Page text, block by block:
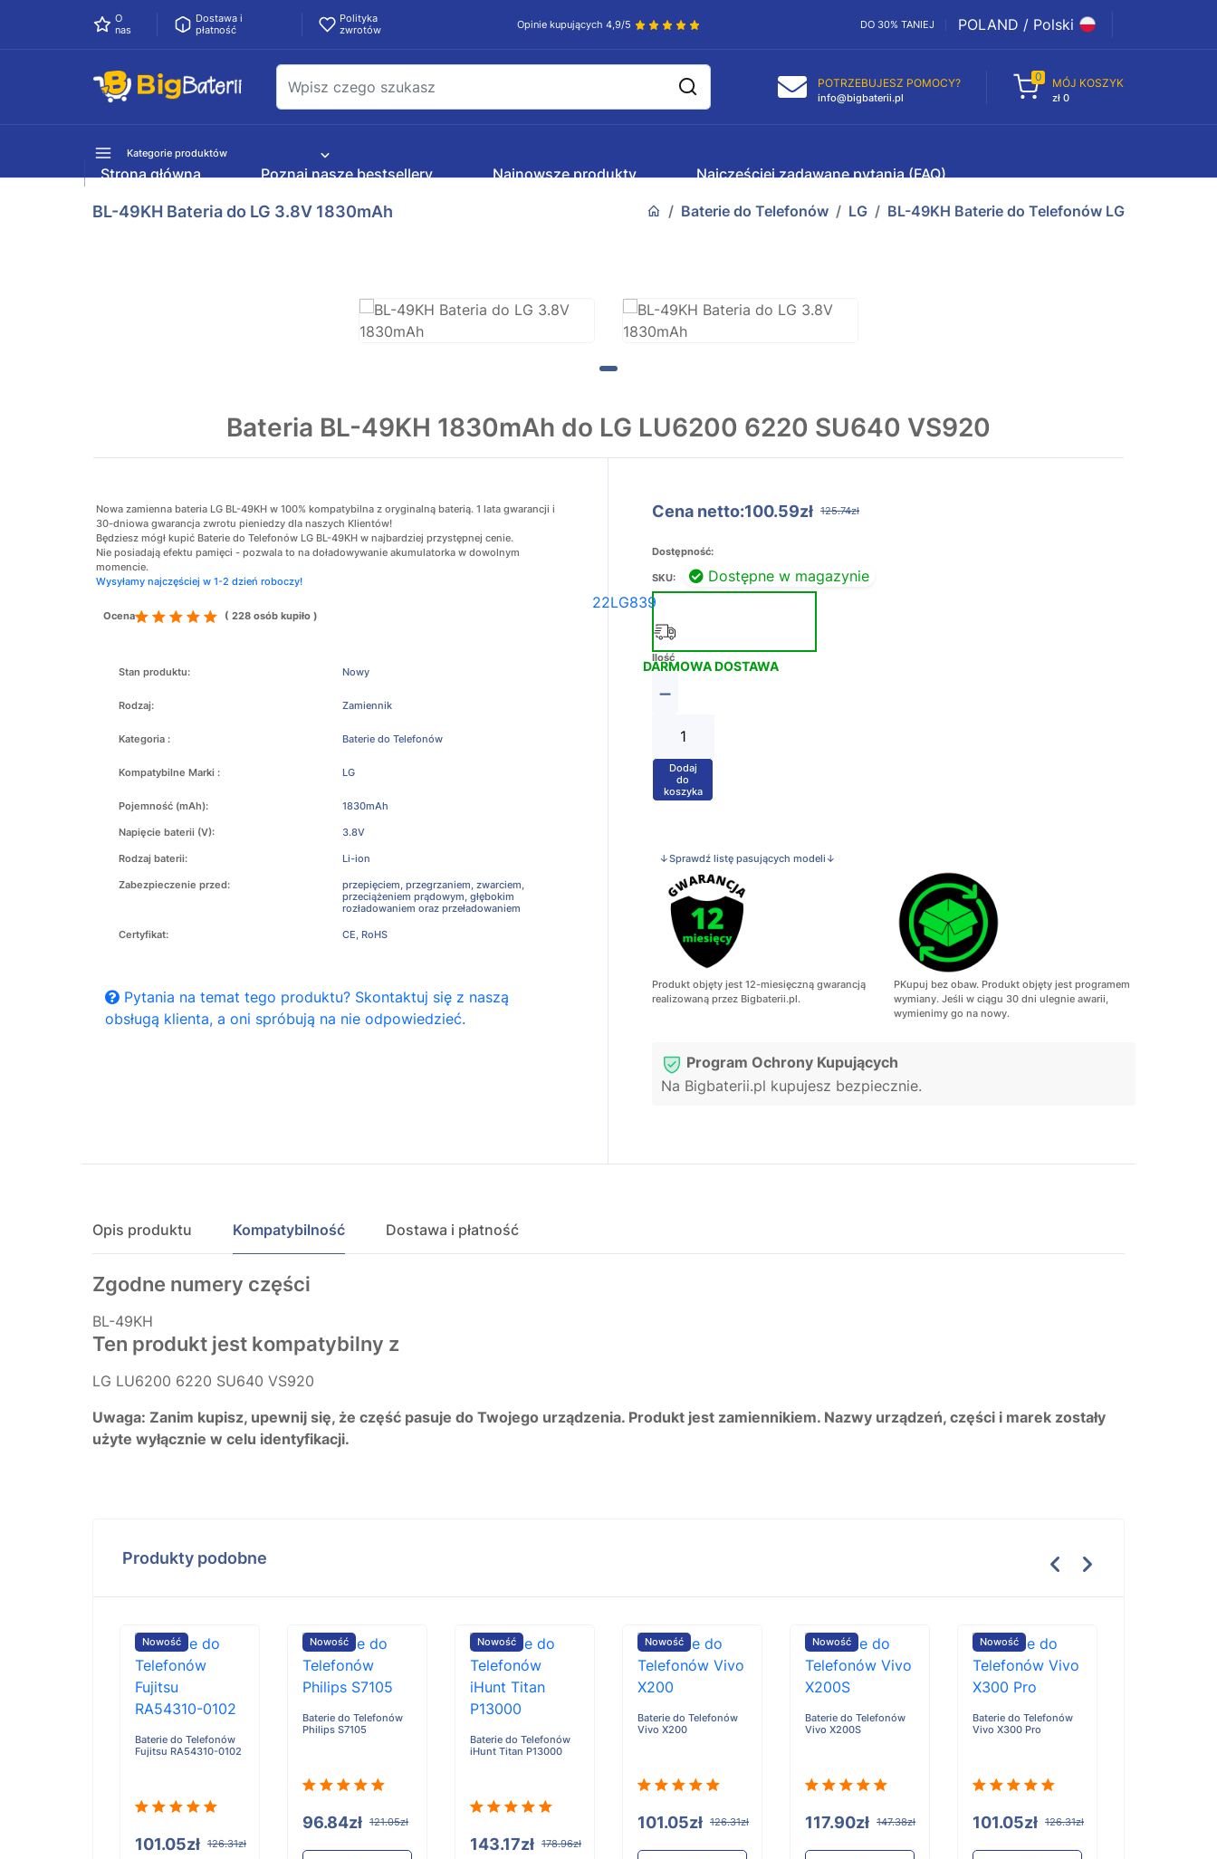
O
nas
Dostawa i
płatność
Polityka
zwrotów
Opinie kupujących 4,9/5 DO 30% TANIEJ POLAND / Polski
POTRZEBUJESZ POMOCY?
info@bigbaterii.pl
0 MÓJ KOSZYK
zł 0
Kategorie produktów
Strona główna Poznaj nasze bestsellery Najnowsze produkty Najczęściej zadawane pytania (FAQ)
BL-49KH Bateria do LG 3.8V 1830mAh Baterie do Telefonów LG BL-49KH Baterie do Telefonów LG
Bateria BL-49KH 1830mAh do LG LU6200 6220 SU640 VS920
Nowa zamienna bateria LG BL-49KH w 100% kompatybilna z oryginalną baterią. 1 lata gwarancji i
30-dniowa gwarancja zwrotu pieniedzy dla naszych Klientów!
Będziesz mógł kupić Baterie do Telefonów LG BL-49KH w najbardziej przystępnej cenie.
Nie posiadają efektu pamięci - pozwala to na doładowywanie akumulatorka w dowolnym
momencie.
Wysyłamy najczęściej w 1-2 dzień roboczy!
Ocena ( 228 osób kupiło )
Stan produktu: Nowy
Rodzaj: Zamiennik
Kategoria : Baterie do Telefonów
Kompatybilne Marki : LG
Pojemność (mAh): 1830mAh
Napięcie baterii (V): 3.8V
Rodzaj baterii: Li-ion
Zabezpieczenie przed:
przepięciem, przegrzaniem, zwarciem,
przeciążeniem prądowym, głębokim
rozładowaniem oraz przeładowaniem
Certyfikat: CE, RoHS
Pytania na temat tego produktu? Skontaktuj się z naszą
obsługą klienta, a oni spróbują na nie odpowiedzieć.
Cena netto:100.59zł 125.74zł
Dostępność:
Dostępne w magazynie
SKU:
22LG839
DARMOWA DOSTAWA
Ilość
−
+
Dodaj
do
koszyka
↓Sprawdź listę pasujących modeli↓
Produkt objęty jest 12-miesięczną gwarancją
realizowaną przez Bigbaterii.pl.
PKupuj bez obaw. Produkt objęty jest programem
wymiany. Jeśli w ciągu 30 dni ulegnie awarii,
wymienimy go na nowy.
Program Ochrony Kupujących
Na Bigbaterii.pl kupujesz bezpiecznie.
Opis produktu Kompatybilność Dostawa i płatność
Zgodne numery części
BL-49KH
Ten produkt jest kompatybilny z
LG LU6200 6220 SU640 VS920
Uwaga: Zanim kupisz, upewnij się, że część pasuje do Twojego urządzenia. Produkt jest zamiennikiem. Nazwy urządzeń, części i marek zostały
użyte wyłącznie w celu identyfikacji.
Produkty podobne
Nowość
Baterie do Telefonów
Fujitsu RA54310-0102
101.05zł 126.31zł
Nowość
Baterie do Telefonów
Philips S7105
96.84zł 121.05zł
Nowość
Baterie do Telefonów
iHunt Titan P13000
143.17zł 178.96zł
Nowość
Baterie do Telefonów
Vivo X200
101.05zł 126.31zł
Nowość
Baterie do Telefonów
Vivo X200S
117.90zł 147.38zł
Nowość
Baterie do Telefonów
Vivo X300 Pro
101.05zł 126.31zł